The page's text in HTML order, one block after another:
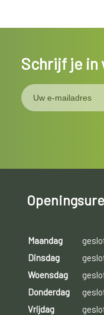
Schrijf je in
Maandag
Dinsdag
Woensdag
Donderdag
Vrijdag